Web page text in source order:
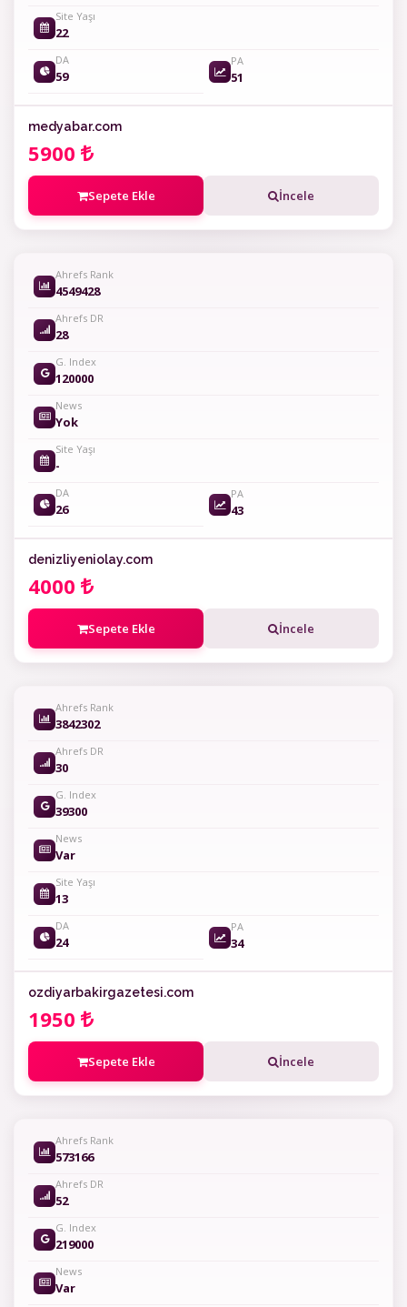
Site Yaşı
22
DA
59
PA
51
medyabar.com
5900
Sepete Ekle İncele
Ahrefs Rank
4549428
Ahrefs DR
28
G. Index
120000
News
Yok
Site Yaşı
-
DA
26
PA
43
denizliyeniolay.com
4000
Sepete Ekle İncele
Ahrefs Rank
3842302
Ahrefs DR
30
G. Index
39300
News
Var
Site Yaşı
13
DA
24
PA
34
ozdiyarbakirgazetesi.com
1950
Sepete Ekle İncele
Ahrefs Rank
573166
Ahrefs DR
52
G. Index
219000
News
Var